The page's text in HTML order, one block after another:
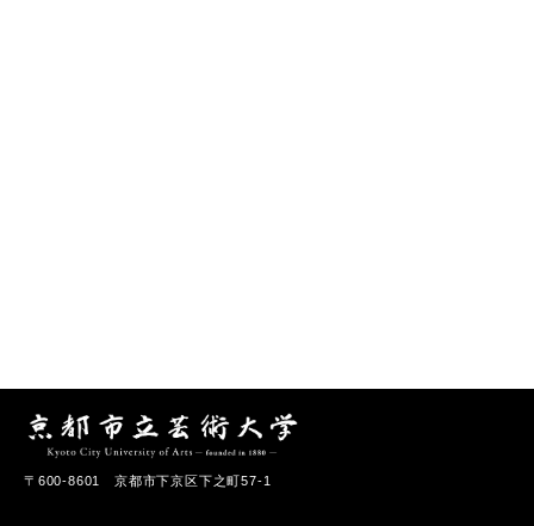
〒600-8601 京都市下京区下之町57-1